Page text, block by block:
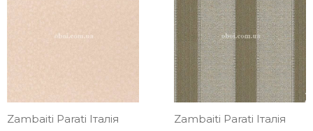
Zambaiti Parati Італія Zambaiti Parati Італія